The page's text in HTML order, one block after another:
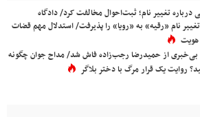
درباره تغییر نام؛ ثبت‌احوال مخالفت کرد/ دادگاه
نام «رقیه» به «رویا» را پذیرفت/ استدلال مهم قضات
هویت
روز بی‌خبری از حمیدرضا رجب‌زاده فاش شد/ مداح جوان چگونه
روایت یک قرار مرگ با دختر بلاگر